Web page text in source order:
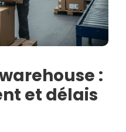
:
et délais